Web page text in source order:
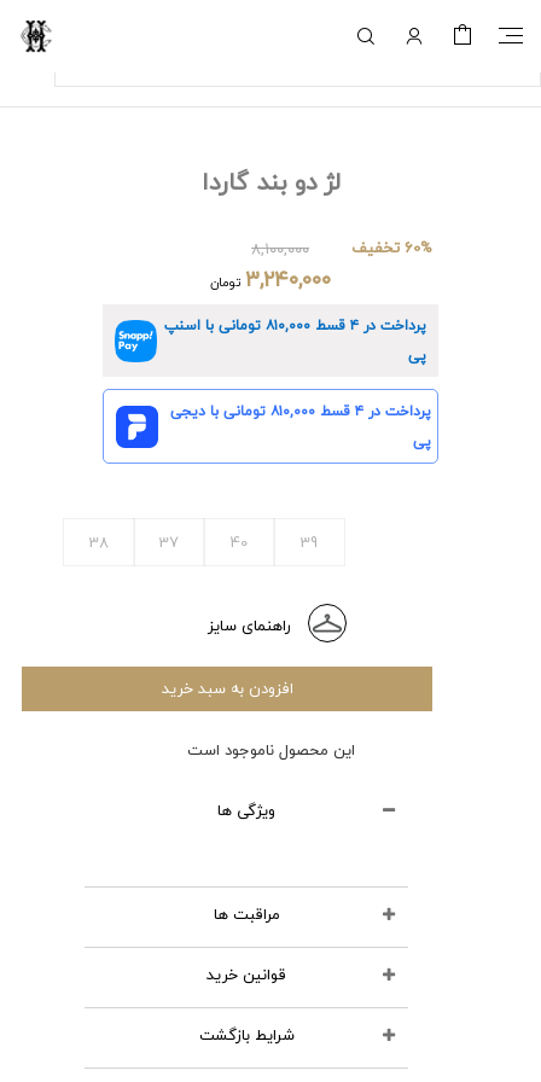
لژ دو بند گاردا
60% تخفیف ۸,۱۰۰,۰۰۰
۳,۲۴۰,۰۰۰ تومان
پرداخت در ۴ قسط ۸۱۰,۰۰۰تومانی با اسنپ
پی
پرداخت در ۴ قسط ۸۱۰,۰۰۰تومانی با دیجی
پی
39
40
37
38
راهنمای سایز
افزودن به سبد خرید
این محصول ناموجود است
ویژگی ها
مراقبت ها
محصولات چرمی را نشویید
از مواد شوینده استفاده نکنید
قوانین خرید
تمامی کالاهای انتخابی در سبد خرید
شما قابل نمایش و تا قبل از تایید و
شرایط بازگشت